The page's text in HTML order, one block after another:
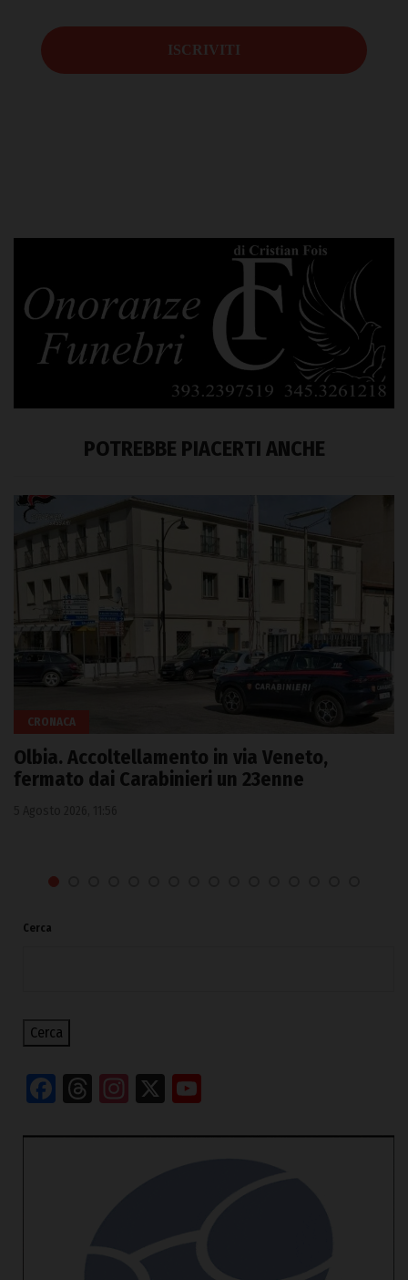
POTREBBE PIACERTI ANCHE
CRONACA
Olbia. Accoltellamento in via Veneto,
fermato dai Carabinieri un 23enne
Cerca
Cerca
Facebook
Threads
Instagram
X